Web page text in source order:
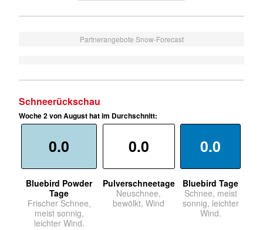
Partnerangebote Snow-Forecast
Schneerückschau
Woche 2 von August hat im Durchschnitt:
0.0
Bluebird Powder
Tage
Frischer Schnee,
meist sonnig,
leichter Wind.
0.0
Pulverschneetage
Neuschnee,
bewölkt, Wind
0.0
Bluebird Tage
Schnee, meist
sonnig, leichter
Wind.